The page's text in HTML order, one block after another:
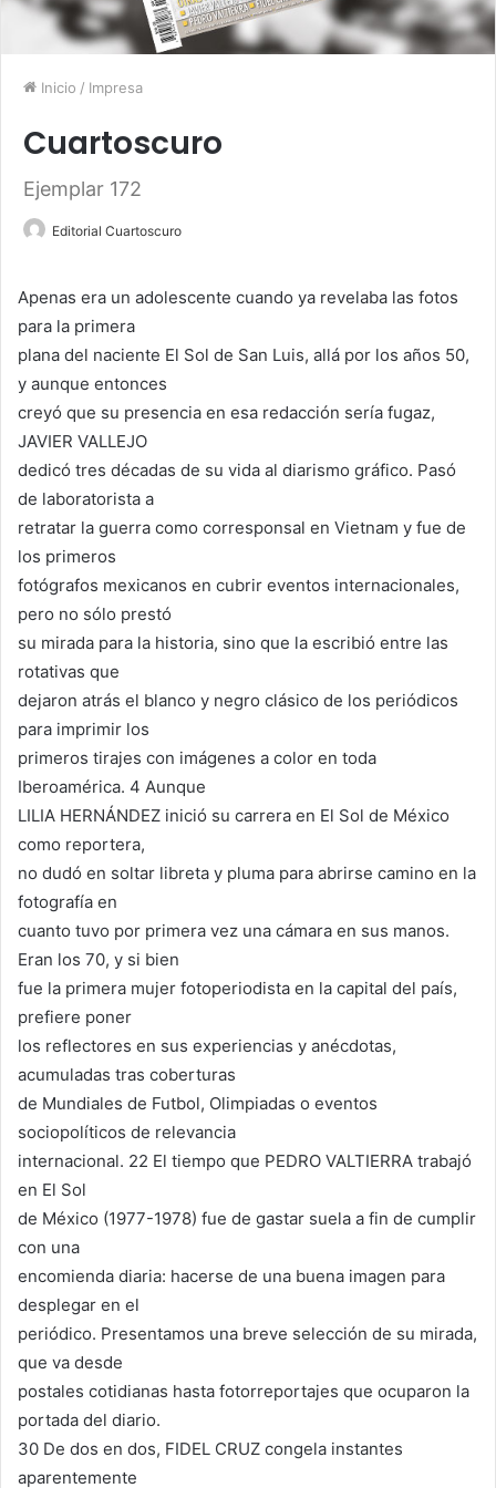
Inicio / Impresa
Cuartoscuro
Ejemplar 172
Editorial Cuartoscuro
Apenas era un adolescente cuando ya revelaba las fotos
para la primera
plana del naciente El Sol de San Luis, allá por los años 50,
y aunque entonces
creyó que su presencia en esa redacción sería fugaz,
JAVIER VALLEJO
dedicó tres décadas de su vida al diarismo gráfico. Pasó
de laboratorista a
retratar la guerra como corresponsal en Vietnam y fue de
los primeros
fotógrafos mexicanos en cubrir eventos internacionales,
pero no sólo prestó
su mirada para la historia, sino que la escribió entre las
rotativas que
dejaron atrás el blanco y negro clásico de los periódicos
para imprimir los
primeros tirajes con imágenes a color en toda
Iberoamérica. 4 Aunque
LILIA HERNÁNDEZ inició su carrera en El Sol de México
como reportera,
no dudó en soltar libreta y pluma para abrirse camino en la
fotografía en
cuanto tuvo por primera vez una cámara en sus manos.
Eran los 70, y si bien
fue la primera mujer fotoperiodista en la capital del país,
prefiere poner
los reflectores en sus experiencias y anécdotas,
acumuladas tras coberturas
de Mundiales de Futbol, Olimpiadas o eventos
sociopolíticos de relevancia
internacional. 22 El tiempo que PEDRO VALTIERRA trabajó
en El Sol
de México (1977-1978) fue de gastar suela a fin de cumplir
con una
encomienda diaria: hacerse de una buena imagen para
desplegar en el
periódico. Presentamos una breve selección de su mirada,
que va desde
postales cotidianas hasta fotorreportajes que ocuparon la
portada del diario.
30 De dos en dos, FIDEL CRUZ congela instantes
aparentemente